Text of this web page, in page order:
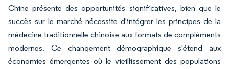
Chine présente des opportunités significatives, bien que le
succès sur le marché nécessite d'intégrer les principes de la
médecine traditionnelle chinoise aux formats de compléments
modernes. Ce changement démographique s'étend aux
économies émergentes où le vieillissement des populations